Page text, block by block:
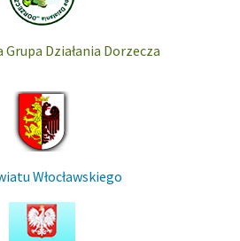
Działania Dorzecza
Włocławskiego